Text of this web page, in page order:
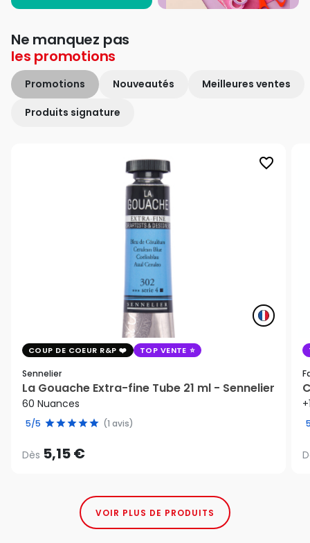
Ne manquez pas
les promotions
Promotions Nouveautés Meilleures ventes
Produits signature
favorite_border
COUP DE COEUR R&P TOP VENTE
Sennelier
La Gouache Extra-fine Tube 21 ml - Sennelier
60 Nuances
5/5 (1 avis)
Dès 5,15 €
VOIR PLUS DE PRODUITS